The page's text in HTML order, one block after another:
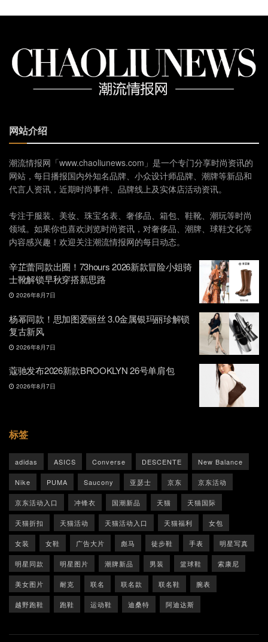
网站介绍
潮流情报网「www.chaoliunews.com」是一个专门分享时尚资讯的
网站，每日播报国内外知名品牌、小众设计师品牌、潮牌等新品和
代言人资讯，近期时尚事件、品牌线上及实体店活动资讯。
专注于服装、美妆、珠宝名表、奢侈品、箱包、鞋靴、潮玩等时尚
领域。如果你也喜欢浏览时尚资讯，对奢侈品、潮牌、球鞋文化等
内容感兴趣！欢迎关注潮流情报网的每日动态。
辛芷蕾同款出圈！73hours 2026新款冒险小姐骑
士靴解锁早秋穿搭新思路
2026年8月7日
杨幂同款！思加图爱丽丝 3.0金属银玛丽珍解锁
复古新风
2026年8月7日
蔻驰发布2026新款BROOKLYN 26号单肩包
2026年8月7日
标签
adidas ASICS Converse DESCENTE New Balance
Nike PUMA Saucony 亚瑟士 京东 京东活动
京东活动入口 冲锋衣 国潮新品 天猫 天猫国际
天猫折扣 天猫活动 天猫活动入口 天猫福利 女包
女装 女鞋 广告大片 彪马 徒步鞋 手表 明星写真
明星同款 明星图片 潮牌新品 男装 篮球鞋 索康尼
美女图片 耐克 联名 联名款 联名鞋 腕表
越野跑鞋 跑鞋 运动鞋 迪桑特 阿迪达斯